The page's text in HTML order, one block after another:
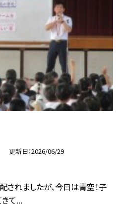
更新日 2026/06/29
れましたが、今日は青空！子
て...